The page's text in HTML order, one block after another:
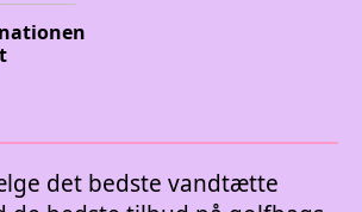
det bedste vandtætte